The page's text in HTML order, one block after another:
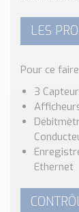
LES
Pour ce
3
Ethernet